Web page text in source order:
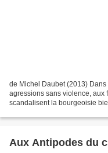
de Michel Daubet (2013)
agressions sans violence, aux
scandalisent la bourgeoisie
Aux Antipodes du